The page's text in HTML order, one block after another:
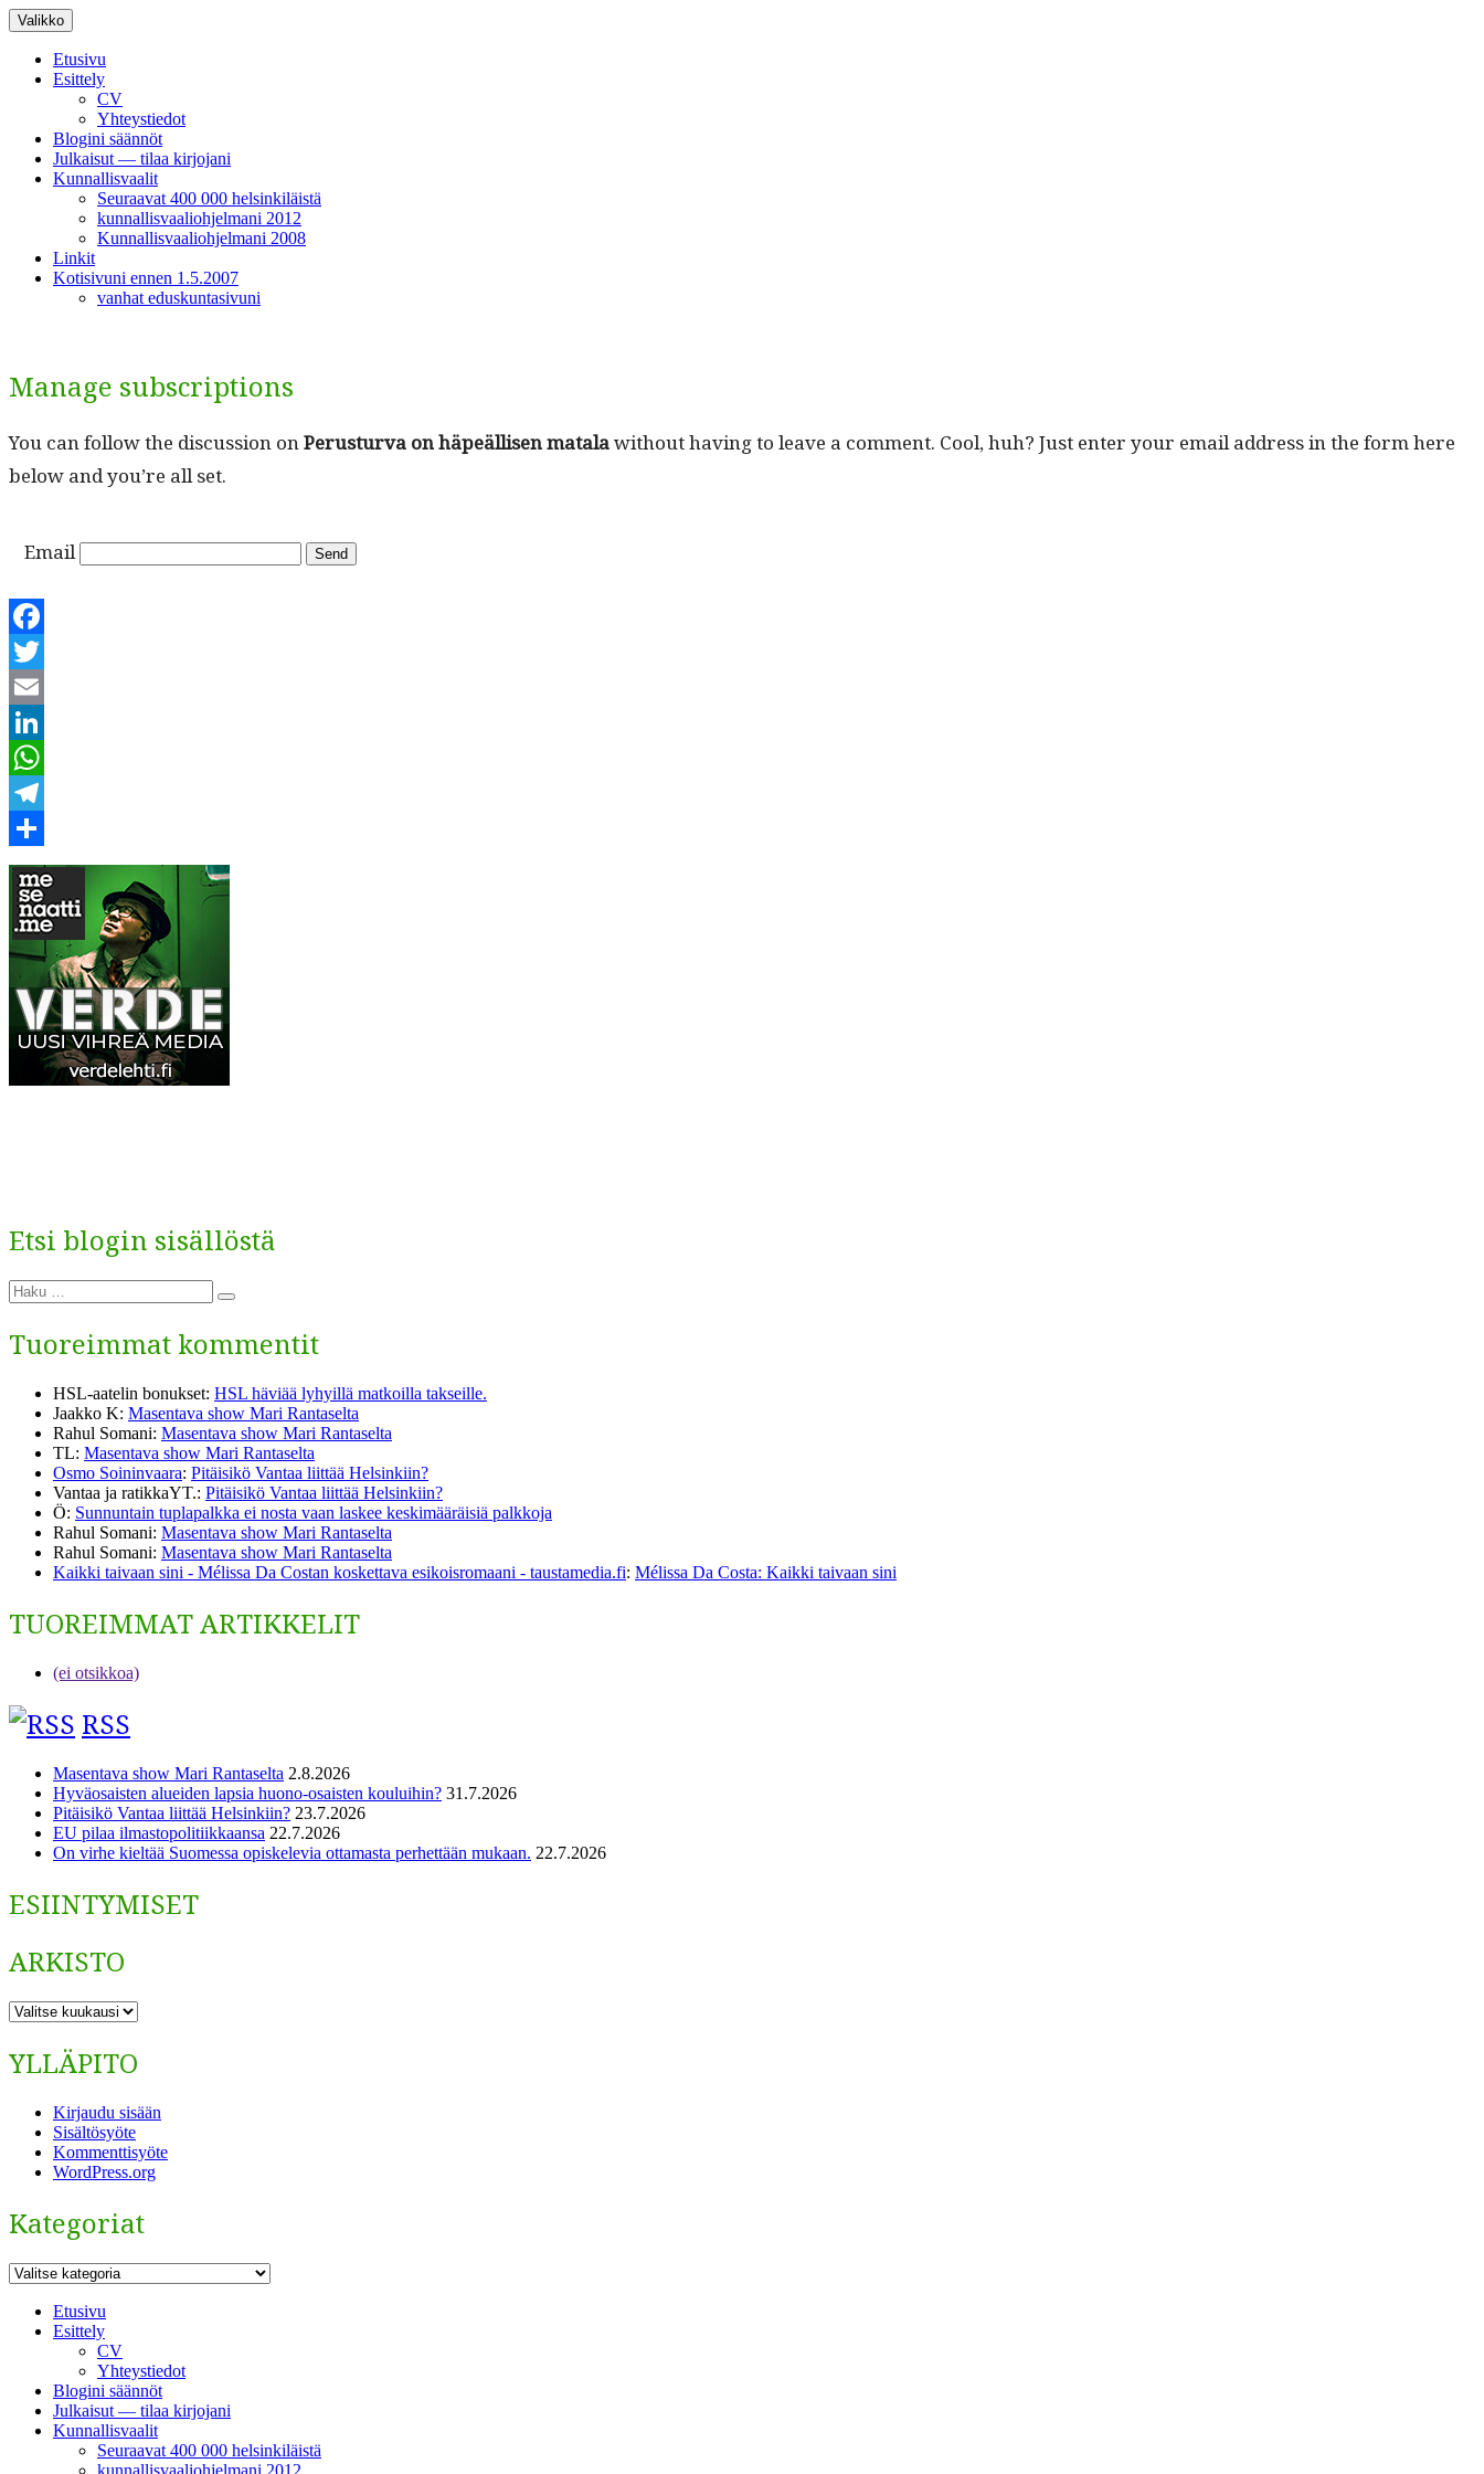
Siirry
sisältöön
Valikko
Etusivu
Esittely
CV
Yhteystiedot
Blogini säännöt
Julkaisut — tilaa kirjojani
Kunnallisvaalit
Seuraavat 400 000 helsinkiläistä
kunnallisvaaliohjelmani 2012
Kunnallisvaaliohjelmani 2008
Linkit
Kotisivuni ennen 1.5.2007
vanhat eduskuntasivuni
Manage subscriptions
You can fol­low the dis­cus­sion onPerus­tur­va on häpeäl­lisen mata­lawith­out hav­ing to leave a com­ment. Cool, huh? Just enter your email address in the form here
below and you’re all set.
Email
Facebook
Twitter
Email
LinkedIn
WhatsApp
Telegram
Share
Etsi blogin sisällöstä
Etsi:
Haku
Tuoreimmat kommentit
HSL-aatelin bonukset: HSL häviää lyhyillä matkoilla takseille.
Jaakko K: Masentava show Mari Rantaselta
Rahul Somani: Masentava show Mari Rantaselta
TL: Masentava show Mari Rantaselta
Osmo Soininvaara: Pitäisikö Vantaa liittää Helsinkiin?
Vantaa ja ratikkaYT.: Pitäisikö Vantaa liittää Helsinkiin?
Ö: Sunnuntain tuplapalkka ei nosta vaan laskee keskimääräisiä palkkoja
Rahul Somani: Masentava show Mari Rantaselta
Rahul Somani: Masentava show Mari Rantaselta
Kaikki taivaan sini - Mélissa Da Costan koskettava esikoisromaani - taustamedia.fi: Mélissa Da Costa: Kaikki taivaan sini
TUOREIMMAT ARTIKKELIT
(ei otsikkoa)
RSS
Masentava show Mari Rantaselta 2.8.2026
Hyväosaisten alueiden lapsia huono-osaisten kouluihin? 31.7.2026
Pitäisikö Vantaa liittää Helsinkiin? 23.7.2026
EU pilaa ilmastopolitiikkaansa 22.7.2026
On virhe kieltää Suomessa opiskelevia ottamasta perhettään mukaan. 22.7.2026
ESIINTYMISET
ARKISTO
ARKISTO
YLLÄPITO
Kirjaudu sisään
Sisältösyöte
Kommenttisyöte
WordPress.org
Kategoriat
Kategoriat
Etusivu
Esittely
CV
Yhteystiedot
Blogini säännöt
Julkaisut — tilaa kirjojani
Kunnallisvaalit
Seuraavat 400 000 helsinkiläistä
kunnallisvaaliohjelmani 2012